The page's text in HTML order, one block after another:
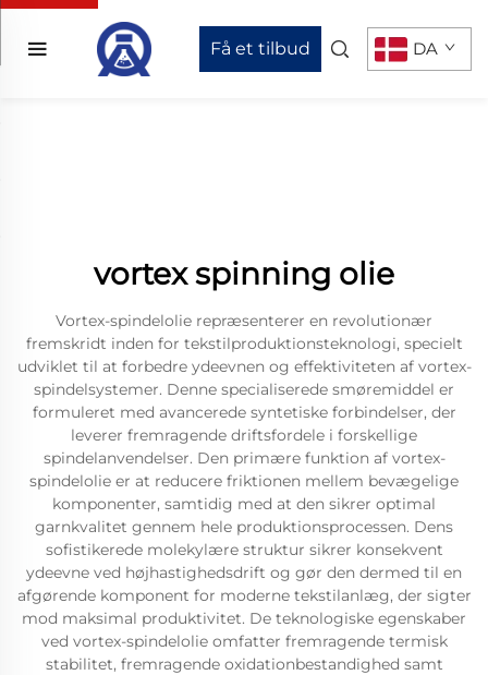
Få et tilbud DA
vortex spinning olie
Vortex-spindelolie repræsenterer en revolutionær
fremskridt inden for tekstilproduktionsteknologi, specielt
udviklet til at forbedre ydeevnen og effektiviteten af vortex-
spindelsystemer. Denne specialiserede smøremiddel er
formuleret med avancerede syntetiske forbindelser, der
leverer fremragende driftsfordele i forskellige
spindelanvendelser. Den primære funktion af vortex-
spindelolie er at reducere friktionen mellem bevægelige
komponenter, samtidig med at den sikrer optimal
garnkvalitet gennem hele produktionsprocessen. Dens
sofistikerede molekylære struktur sikrer konsekvent
ydeevne ved højhastighedsdrift og gør den dermed til en
afgørende komponent for moderne tekstilanlæg, der sigter
mod maksimal produktivitet. De teknologiske egenskaber
ved vortex-spindelolie omfatter fremragende termisk
stabilitet, fremragende oxidationbestandighed samt